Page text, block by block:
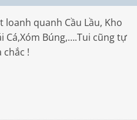
loanh quanh Cầu Lầu, Kho
Cá,Xóm Búng,….Tui cũng tự
!